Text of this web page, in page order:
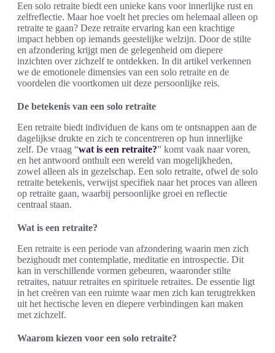
Een solo retraite biedt een unieke kans voor innerlijke rust en
zelfreflectie. Maar hoe voelt het precies om helemaal alleen op
retraite te gaan? Deze retraite ervaring kan een krachtige
impact hebben op iemands geestelijke welzijn. Door de stilte
en afzondering krijgt men de gelegenheid om diepere
inzichten over zichzelf te ontdekken. In dit artikel verkennen
we de emotionele dimensies van een solo retraite en de
voordelen die voortkomen uit deze persoonlijke reis.
De betekenis van een solo retraite
Een retraite biedt individuen de kans om te ontsnappen aan de
dagelijkse drukte en zich te concentreren op hun innerlijke
zelf. De vraag “wat is een retraite?” komt vaak naar voren,
en het antwoord onthult een wereld van mogelijkheden,
zowel alleen als in gezelschap. Een solo retraite, ofwel de solo
retraite betekenis, verwijst specifiek naar het proces van alleen
op retraite gaan, waarbij persoonlijke groei en reflectie
centraal staan.
Wat is een retraite?
Een retraite is een periode van afzondering waarin men zich
bezighoudt met contemplatie, meditatie en introspectie. Dit
kan in verschillende vormen gebeuren, waaronder stilte
retraites, natuur retraites en spirituele retraites. De essentie ligt
in het creëren van een ruimte waar men zich kan terugtrekken
uit het hectische leven en diepere verbindingen kan maken
met zichzelf.
Waarom kiezen voor een solo retraite?